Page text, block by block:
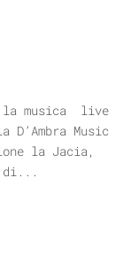
la musica live
Music
la Jacia,
di...